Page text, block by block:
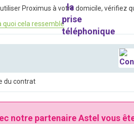
Proximus à votre domicile, vérifiez
quoi cela ressemble
du contrat
notre partenaire Astel vous